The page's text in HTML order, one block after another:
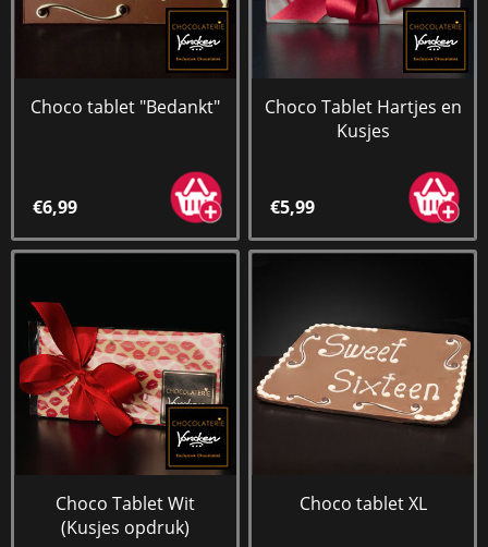
Choco tablet "Bedankt"
€6,99
Choco Tablet Hartjes en
Kusjes
€5,99
Choco Tablet Wit
(Kusjes opdruk)
Choco tablet XL